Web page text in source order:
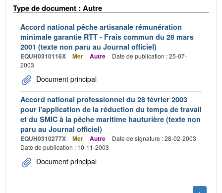
Type de document : Autre
Accord national pêche artisanale rémunération
minimale garantie RTT - Frais commun du 28 mars
2001 (texte non paru au Journal officiel)
EQUH0310116X Mer Autre
Date de publication : 25-07-
2003
Document principal
Accord national professionnel du 28 février 2003
pour l'application de la réduction du temps de travail
et du SMIC à la pêche maritime hauturière (texte non
paru au Journal officiel)
EQUH0310277X Mer Autre
Date de signature : 28-02-2003
Date de publication : 10-11-2003
Document principal